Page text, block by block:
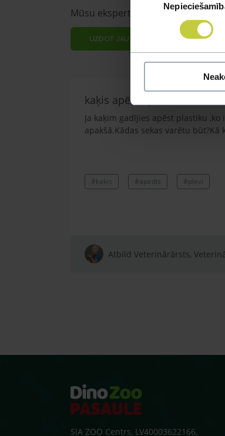
Mūsu eksperti spēs atbildēt uz
UZDOT JAUTĀJUMU
kaķis apēdis plēvi
Ja kaķim gadījies apēst plastiku
apakšā.Kādas sekas varētu
#kakis #apedis #plevi
Atbild Veterinārārsts,
SIA ZOO Centrs, LV40003622166,